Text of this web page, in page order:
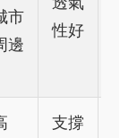
市
邊
性好
支撐